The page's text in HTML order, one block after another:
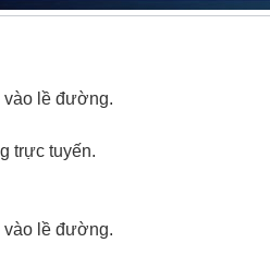
vào lề đường.
trực tuyến.
vào lề đường.